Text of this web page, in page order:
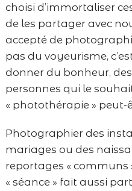
choisi d’immortaliser
de les partager avec
accepté de
pas du voyeurisme,
donner du bonheur,
personnes qui le
« photothérapie » peut-
Photographier des
mariages ou des
reportages « communs
« séance » fait aussi